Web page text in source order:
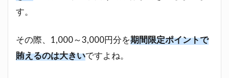
す。
その際、1,000～3,000円分を期間限定ポイントで
賄えるのは大きいですよね。